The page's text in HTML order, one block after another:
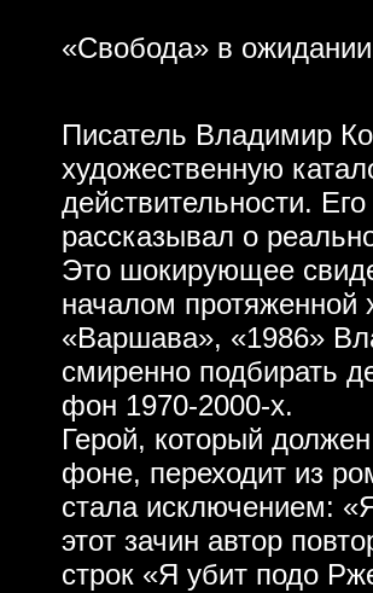
«Свобода» в
Писатель Владимир
художественную
действительности.
рассказывал о
Это шокирующее
началом
«Варшава», «1986»
смиренно подбирать
фон 1970-2000-х.
Герой, который
фоне, переходит из
стала исключением:
этот зачин автор
строк «Я убит подо